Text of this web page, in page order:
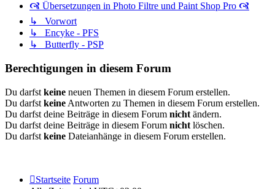
🙧 Übersetzungen in Photo Filtre und Paint Shop Pro 🙧
↳ Vorwort
↳ Encyke - PFS
↳ Butterfly - PSP
Berechtigungen in diesem Forum
Du darfst keine neuen Themen in diesem Forum erstellen.
Du darfst keine Antworten zu Themen in diesem Forum erstellen.
Du darfst deine Beiträge in diesem Forum nicht ändern.
Du darfst deine Beiträge in diesem Forum nicht löschen.
Du darfst keine Dateianhänge in diesem Forum erstellen.
Startseite Forum